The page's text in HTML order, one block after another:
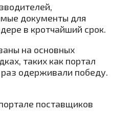
документы для
в кротчайший срок.
на основных
таких как портал
одерживали победу.